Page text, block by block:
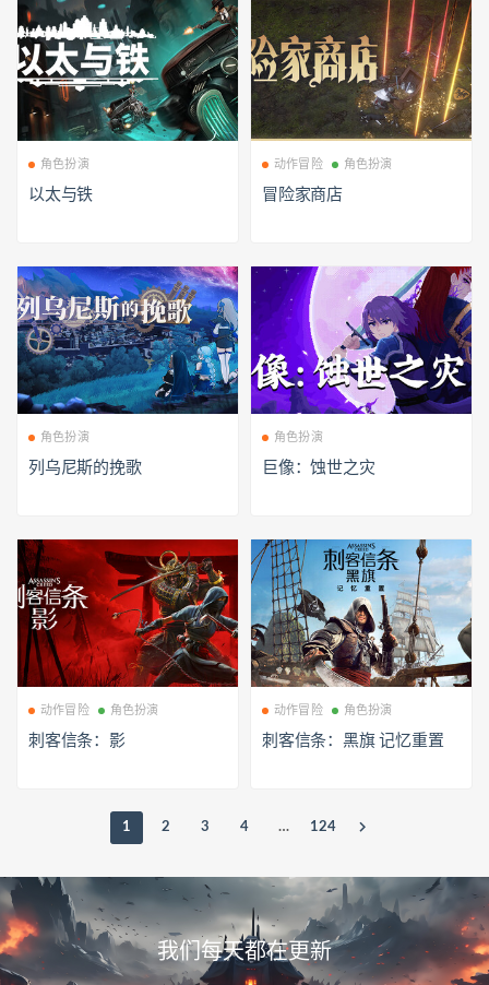
角色扮演
以太与铁
动作冒险 角色扮演
冒险家商店
角色扮演
列乌尼斯的挽歌
角色扮演
巨像：蚀世之灾
动作冒险 角色扮演
刺客信条：影
动作冒险 角色扮演
刺客信条：黑旗 记忆重置
1 2 3 4 … 124
我们每天都在更新